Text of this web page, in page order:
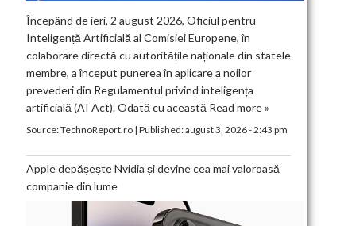
Începând de ieri, 2 august 2026, Oficiul pentru
Inteligență Artificială al Comisiei Europene, în
colaborare directă cu autoritățile naționale din statele
membre, a început punerea în aplicare a noilor
prevederi din Regulamentul privind inteligența
artificială (AI Act). Odată cu această Read more »
Source:TechnoReport.ro| Published:august 3, 2026 - 2:43 pm
Apple depășește Nvidia și devine cea mai valoroasă
companie din lume